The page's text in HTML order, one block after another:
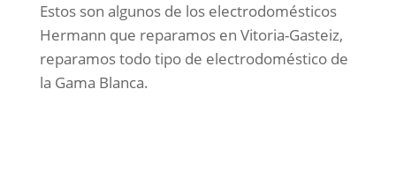
Estos son algunos de los electrodomésticos
Hermann que reparamos en Vitoria-Gasteiz,
reparamos todo tipo de electrodoméstico de
la Gama Blanca.